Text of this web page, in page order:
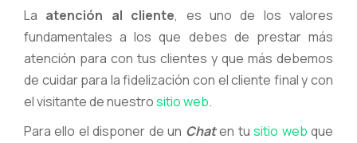
La atención al cliente, es uno de los valores
fundamentales a los que debes de prestar más
atención para con tus clientes y que más debemos
de cuidar para la fidelización con el cliente final y con
el visitante de nuestrositio web.
Para ello el disponer de un Chaten tusitio web que